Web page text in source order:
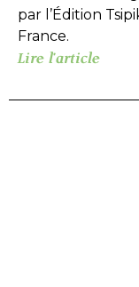
par l’Édition
France.
Lire l'article